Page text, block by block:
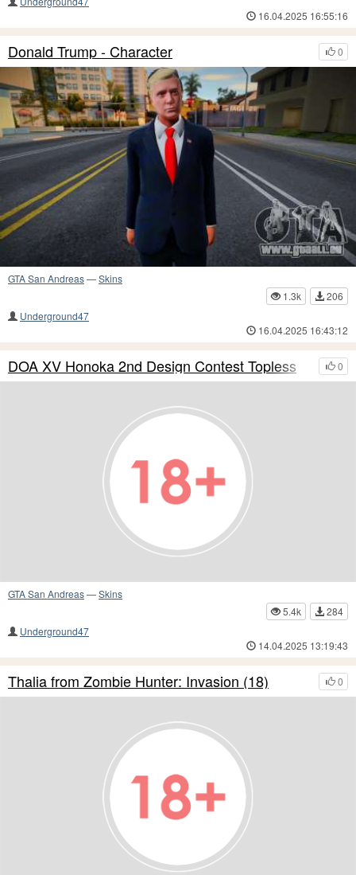
16.04.2025 16:55:16
0
Donald Trump - Character
GTA San Andreas—Skins
1.3k
206
Underground47
16.04.2025 16:43:12
0
DOA XV Honoka 2nd Design Contest Topless
GTA San Andreas—Skins
5.4k
284
Underground47
14.04.2025 13:19:43
0
Thalia from Zombie Hunter: Invasion (18)